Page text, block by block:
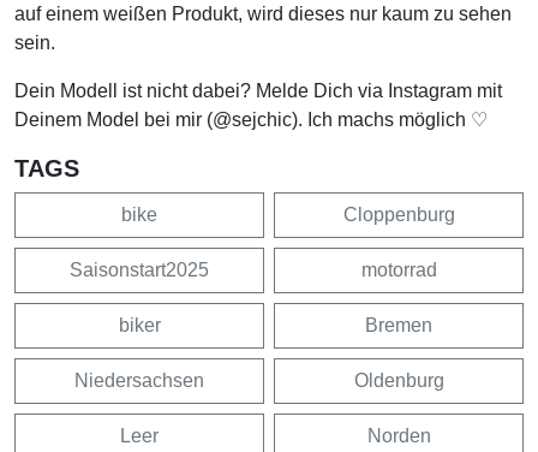
auf einem weißen Produkt, wird dieses nur kaum zu sehen
sein.
Dein Modell ist nicht dabei? Melde Dich via Instagram mit
Deinem Model bei mir (@sejchic). Ich machs möglich ♡
TAGS
bike Cloppenburg
Saisonstart2025 motorrad
biker Bremen
Niedersachsen Oldenburg
Leer Norden